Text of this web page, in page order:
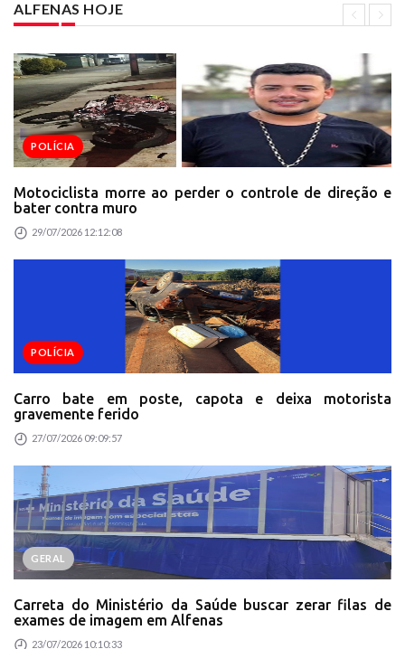
ALFENAS HOJE
POLÍCIA
Motociclista morre ao perder o controle de direção e
bater contra muro
29/07/2026 12:12:08
POLÍCIA
Carro bate em poste, capota e deixa motorista
gravemente ferido
27/07/2026 09:09:57
GERAL
Carreta do Ministério da Saúde buscar zerar filas de
exames de imagem em Alfenas
23/07/2026 10:10:33